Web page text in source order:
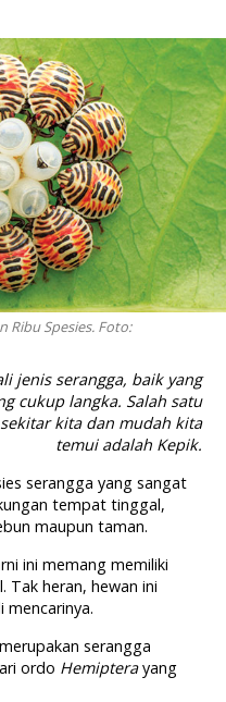
Ribu Spesies. Foto:
jenis serangga, baik yang
cukup langka. Salah satu
kita dan mudah kita
temui adalah Kepik.
serangga yang sangat
tempat tinggal,
maupun taman.
ini memang memiliki
Tak heran, hewan ini
serangga
ordo Hemipterayang